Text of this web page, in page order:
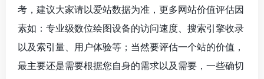
考，建议大家请以爱站数据为准，更多网站价值评估因
素如：专业级数位绘图设备的访问速度、搜索引擎收录
以及索引量、用户体验等；当然要评估一个站的价值，
最主要还是需要根据您自身的需求以及需要，一些确切